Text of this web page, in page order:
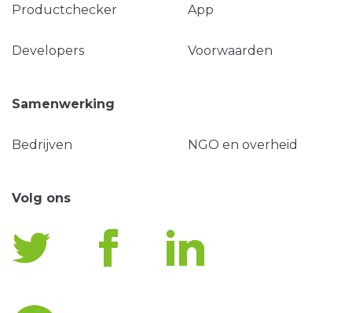
Productchecker App
Developers Voorwaarden
Samenwerking
Bedrijven NGO en overheid
Volg ons